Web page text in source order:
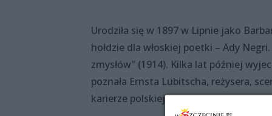
Urodziła się w 1897 w Lipnie jako
hołdzie dla włoskiej poetki – Ady
zmysłów" (1914). Kilka lat później
poznała Ernsta Lubitscha, reżysera,
karierze polskiej aktorki.